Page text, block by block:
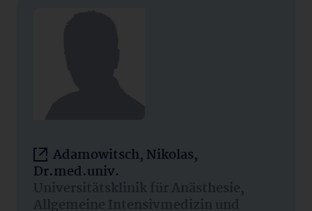
Adamowitsch, Nikolas,
Dr.med.univ.
Universitätsklinik für Anästhesie,
Allgemeine Intensivmedizin und